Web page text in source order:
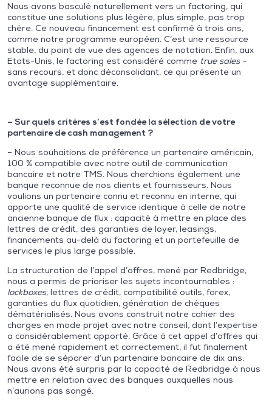
Nous avons basculé naturellement vers un factoring, qui
constitue une solutions plus légère, plus simple, pas trop
chère. Ce nouveau financement est confirmé à trois ans,
comme notre programme européen. C’est une ressource
stable, du point de vue des agences de notation. Enfin, aux
Etats-Unis, le factoring est considéré comme true sales–
sans recours, et donc déconsolidant, ce qui présente un
avantage supplémentaire.
– Sur quels critères s’est fondée la sélection de votre
partenaire de cash management ?
– Nous souhaitions de préférence un partenaire américain,
100 % compatible avec notre outil de communication
bancaire et notre TMS. Nous cherchions également une
banque reconnue de nos clients et fournisseurs. Nous
voulions un partenaire connu et reconnu en interne, qui
apporte une qualité de service identique à celle de notre
ancienne banque de flux : capacité à mettre en place des
lettres de crédit, des garanties de loyer, leasings,
financements au-delà du factoring et un portefeuille de
services le plus large possible.
La structuration de l’appel d’offres, mené par Redbridge,
nous a permis de prioriser les sujets incontournables :
lockboxes, lettres de crédit, compatibilité outils, forex,
garanties du flux quotidien, génération de chèques
dématérialisés. Nous avons construit notre cahier des
charges en mode projet avec notre conseil, dont l’expertise
a considérablement apporté. Grâce à cet appel d’offres qui
a été mené rapidement et correctement, il fut finalement
facile de se séparer d’un partenaire bancaire de dix ans.
Nous avons été surpris par la capacité de Redbridge à nous
mettre en relation avec des banques auxquelles nous
n’aurions pas songé.